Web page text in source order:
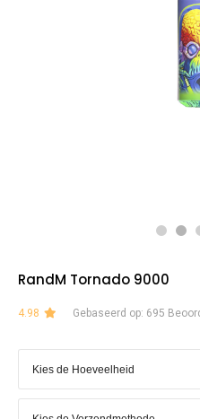
RandM Tornado 9000
4.98 Gebaseerd op: 695